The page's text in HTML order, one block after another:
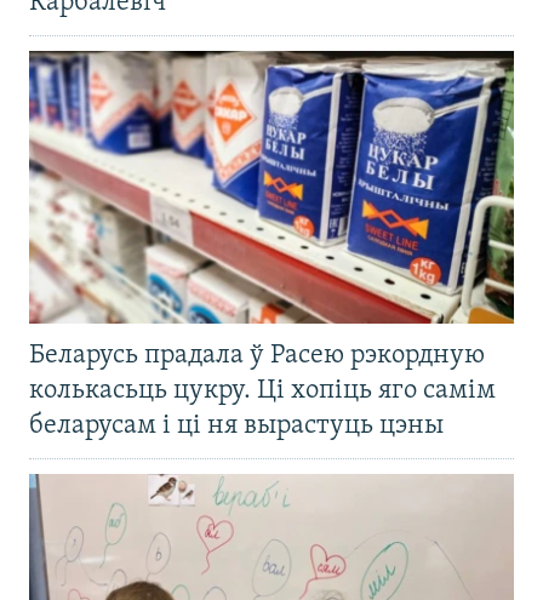
Беларусь прадала ў Расею рэкордную
колькасьць цукру. Ці хопіць яго самім
беларусам і ці ня вырастуць цэны